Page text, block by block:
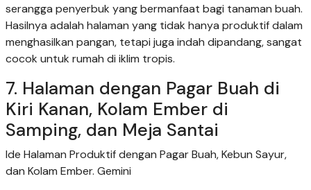
serangga penyerbuk yang bermanfaat bagi tanaman buah.
Hasilnya adalah halaman yang tidak hanya produktif dalam
menghasilkan pangan, tetapi juga indah dipandang, sangat
cocok untuk rumah di iklim tropis.
7. Halaman dengan Pagar Buah di
Kiri Kanan, Kolam Ember di
Samping, dan Meja Santai
Ide Halaman Produktif dengan Pagar Buah, Kebun Sayur,
dan Kolam Ember. Gemini